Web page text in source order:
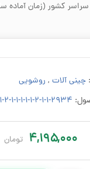
چینی آلات , روشویی
۲۹۳۴-۱-۱-۲-۱-۱-۱-۱-۱-۲-۱-۱-۱-۲-۱-۱
۴,۱۹۵,۰۰۰ تومان